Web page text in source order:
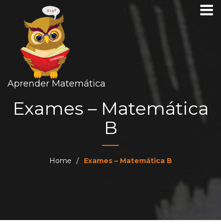
Aprender Matemática
Exames – Matemática
B
Home / Exames – Matemática B